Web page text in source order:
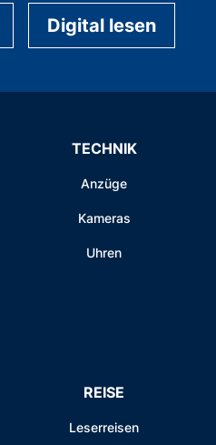
Digital lesen
TECHNIK
Anzüge
Kameras
Uhren
REISE
Leserreisen